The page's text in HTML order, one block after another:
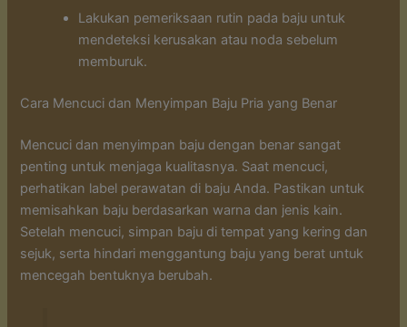
Lakukan pemeriksaan rutin pada baju untuk
mendeteksi kerusakan atau noda sebelum
memburuk.
Cara Mencuci dan Menyimpan Baju Pria yang Benar
Mencuci dan menyimpan baju dengan benar sangat
penting untuk menjaga kualitasnya. Saat mencuci,
perhatikan label perawatan di baju Anda. Pastikan untuk
memisahkan baju berdasarkan warna dan jenis kain.
Setelah mencuci, simpan baju di tempat yang kering dan
sejuk, serta hindari menggantung baju yang berat untuk
mencegah bentuknya berubah.